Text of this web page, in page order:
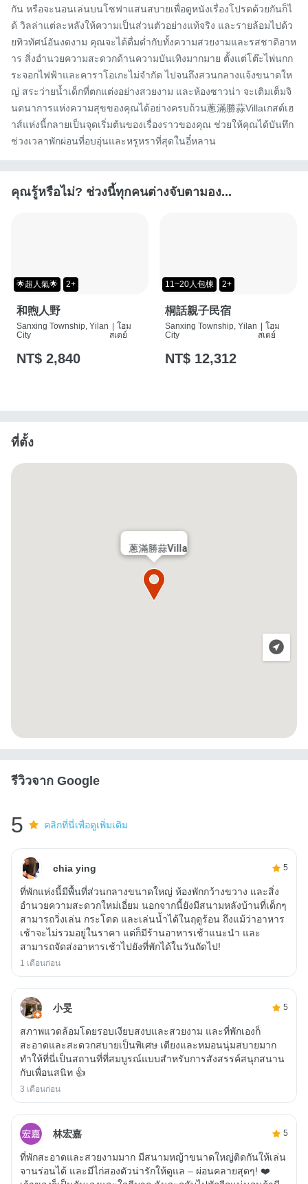
กัน หรือจะนอนเล่นบนโซฟาแสนสบายเพื่อดูหนังเรื่องโปรดด้วยกันก็ไ
ด้ วิลล่าแต่ละหลังให้ความเป็นส่วนตัวอย่างแท้จริง และรายล้อมไปด้ว
ยทิวทัศน์อันงดงาม คุณจะได้ดื่มด่ำกับทั้งความสวยงามและรสชาติอาห
าร สิ่งอำนวยความสะดวกด้านความบันเทิงมากมาย ตั้งแต่โต๊ะไพ่นกก
ระจอกไฟฟ้าและคาราโอเกะไม่จำกัด ไปจนถึงสวนกลางแจ้งขนาดให
ญ่ สระว่ายน้ำเด็กที่ตกแต่งอย่างสวยงาม และห้องซาวน่า จะเติมเต็มจิ
นตนาการแห่งความสุขของคุณได้อย่างครบถ้วน蔥滿勝蒜Villaเกสต์เฮ
าส์แห่งนี้กลายเป็นจุดเริ่มต้นของเรื่องราวของคุณ ช่วยให้คุณได้บันทึก
ช่วงเวลาพักผ่อนที่อบอุ่นและหรูหราที่สุดในอี๋หลาน
คุณรู้หรือไม่? ช่วงนี้ทุกคนต่างจับตามอง...
🌟超人氣🌟 2+
和煦人野
Sanxing Township, Yilan
City
| โฮม
สเตย์
NT$ 2,840
11~20人包棟 2+
桐話親子民宿
Sanxing Township, Yilan
City
| โฮม
สเตย์
NT$ 12,312
ที่ตั้ง
蔥滿勝蒜Villa
รีวิวจาก Google
5 คลิกที่นี่เพื่อดูเพิ่มเติม
chia ying 5
ที่พักแห่งนี้มีพื้นที่ส่วนกลางขนาดใหญ่ ห้องพักกว้างขวาง และสิ่ง
อำนวยความสะดวกใหม่เอี่ยม นอกจากนี้ยังมีสนามหลังบ้านที่เด็กๆ
สามารถวิ่งเล่น กระโดด และเล่นน้ำได้ในฤดูร้อน ถึงแม้ว่าอาหาร
เช้าจะไม่รวมอยู่ในราคา แต่ก็มีร้านอาหารเช้าแนะนำ และ
สามารถจัดส่งอาหารเช้าไปยังที่พักได้ในวันถัดไป!
1 เดือนก่อน
小旻 5
สภาพแวดล้อมโดยรอบเงียบสงบและสวยงาม และที่พักเองก็
สะอาดและสะดวกสบายเป็นพิเศษ เตียงและหมอนนุ่มสบายมาก
ทำให้ที่นี่เป็นสถานที่ที่สมบูรณ์แบบสำหรับการสังสรรค์สนุกสนาน
กับเพื่อนสนิท 👍
3 เดือนก่อน
林宏嘉 5
ที่พักสะอาดและสวยงามมาก มีสนามหญ้าขนาดใหญ่ติดกันให้เล่น
จานร่อนได้ และมีไก่สองตัวน่ารักให้ดูแล – ผ่อนคลายสุดๆ! ❤️